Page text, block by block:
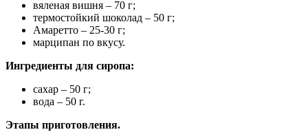
вяленая вишня – 70 г;
термостойкий шоколад – 50 г;
Амаретто – 25-30 г;
марципан по вкусу.
Ингредиенты для сиропа:
сахар – 50 г;
вода – 50 г.
Этапы приготовления.